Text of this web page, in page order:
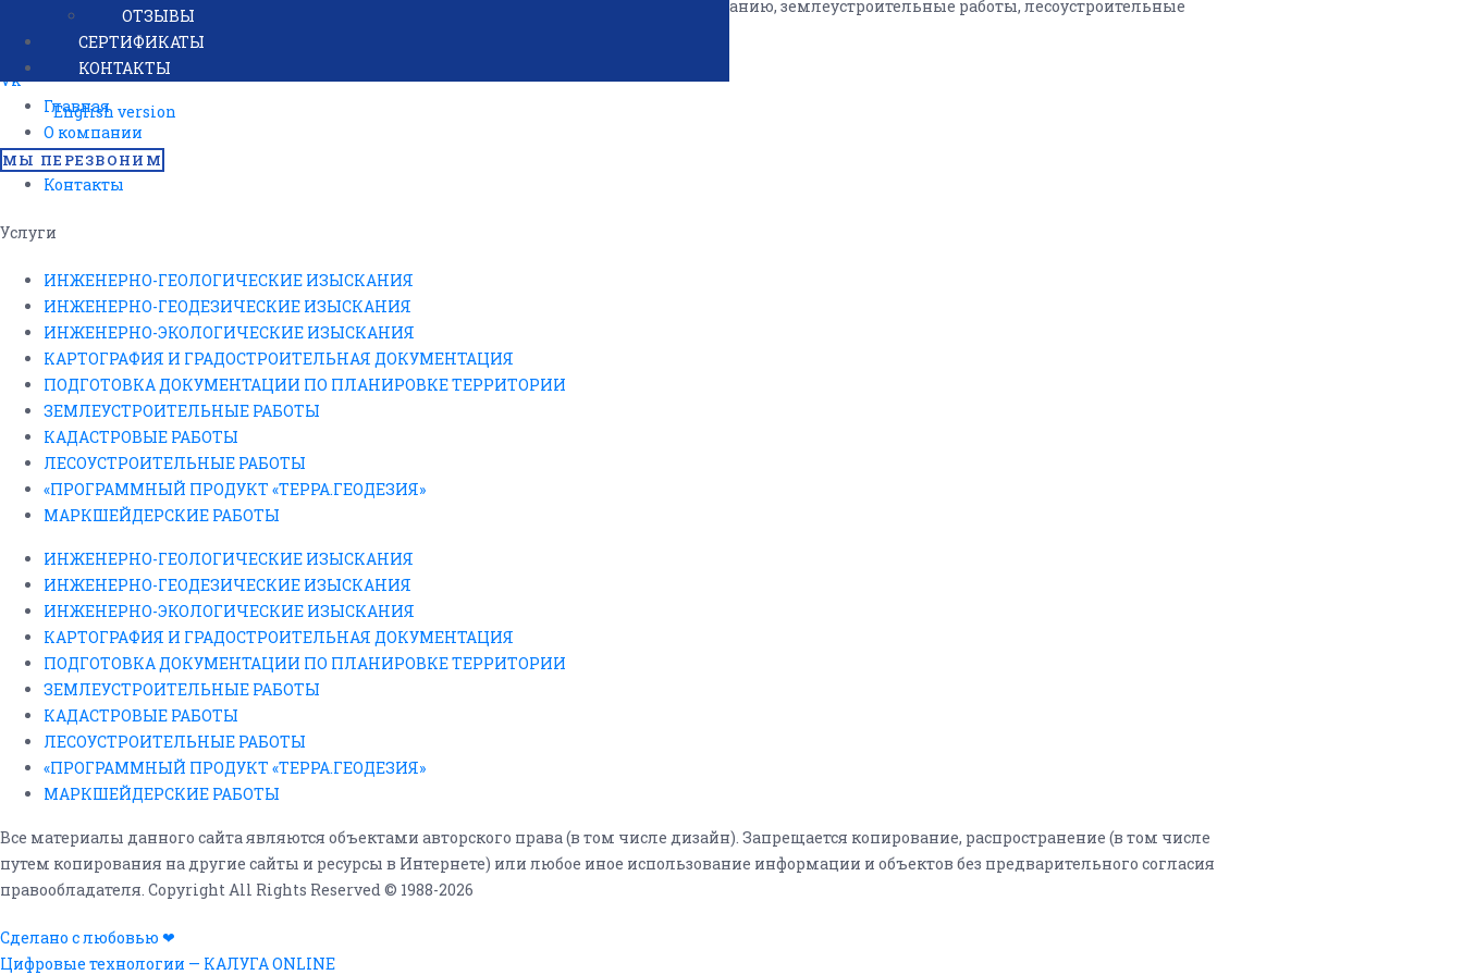
ОТЗЫВЫ
СЕРТИФИКАТЫ
КОНТАКТЫ
English version
МЫ ПЕРЕЗВОНИМ
8 (4842) 57-02-46 — картография и подготовка документов по территориальному планированию, землеустроительные работы, лесоустроительные
работы, аэросъемка БПЛА.
Vk
Главная
О компании
Услуги
Контакты
Услуги
ИНЖЕНЕРНО-ГЕОЛОГИЧЕСКИЕ ИЗЫСКАНИЯ
ИНЖЕНЕРНО-ГЕОДЕЗИЧЕСКИЕ ИЗЫСКАНИЯ
ИНЖЕНЕРНО-ЭКОЛОГИЧЕСКИЕ ИЗЫСКАНИЯ
КАРТОГРАФИЯ И ГРАДОСТРОИТЕЛЬНАЯ ДОКУМЕНТАЦИЯ
ПОДГОТОВКА ДОКУМЕНТАЦИИ ПО ПЛАНИРОВКЕ ТЕРРИТОРИИ
ЗЕМЛЕУСТРОИТЕЛЬНЫЕ РАБОТЫ
КАДАСТРОВЫЕ РАБОТЫ
ЛЕСОУСТРОИТЕЛЬНЫЕ РАБОТЫ
«ПРОГРАММНЫЙ ПРОДУКТ «ТЕРРА.ГЕОДЕЗИЯ»
МАРКШЕЙДЕРСКИЕ РАБОТЫ
ИНЖЕНЕРНО-ГЕОЛОГИЧЕСКИЕ ИЗЫСКАНИЯ
ИНЖЕНЕРНО-ГЕОДЕЗИЧЕСКИЕ ИЗЫСКАНИЯ
ИНЖЕНЕРНО-ЭКОЛОГИЧЕСКИЕ ИЗЫСКАНИЯ
КАРТОГРАФИЯ И ГРАДОСТРОИТЕЛЬНАЯ ДОКУМЕНТАЦИЯ
ПОДГОТОВКА ДОКУМЕНТАЦИИ ПО ПЛАНИРОВКЕ ТЕРРИТОРИИ
ЗЕМЛЕУСТРОИТЕЛЬНЫЕ РАБОТЫ
КАДАСТРОВЫЕ РАБОТЫ
ЛЕСОУСТРОИТЕЛЬНЫЕ РАБОТЫ
«ПРОГРАММНЫЙ ПРОДУКТ «ТЕРРА.ГЕОДЕЗИЯ»
МАРКШЕЙДЕРСКИЕ РАБОТЫ
Все материалы данного сайта являются объектами авторского права (в том числе дизайн). Запрещается копирование, распространение (в том числе
путем копирования на другие сайты и ресурсы в Интернете) или любое иное использование информации и объектов без предварительного согласия
правообладателя. Copyright All Rights Reserved © 1988-2026
Сделано с любовью ❤
Цифровые технологии — КАЛУГА ONLINE